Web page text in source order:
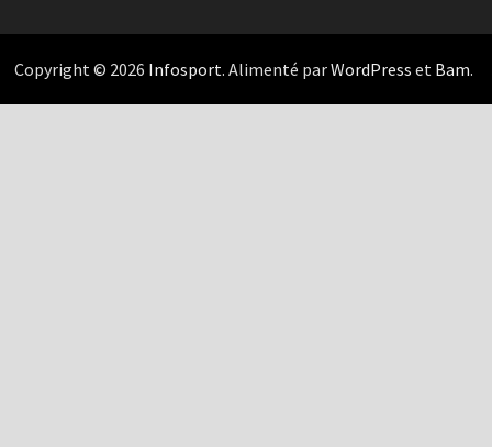
Copyright © 2026 Infosport. Alimenté parWordPress et Bam.